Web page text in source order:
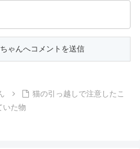
猫の引っ越しで注意したこ
た物